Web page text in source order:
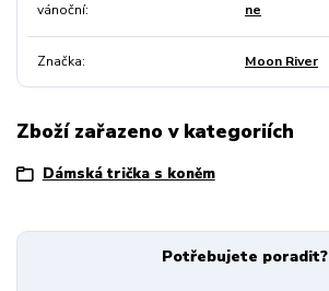
vánoční ne
Značka Moon River
Zboží zařazeno v kategoriích
Dámská trička s koněm
Potřebujete poradit?